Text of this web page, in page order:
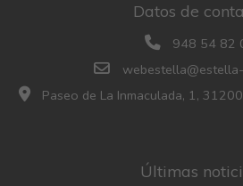
Datos de
948 54 82
Paseo de La Inmaculada, 1,
Últimas